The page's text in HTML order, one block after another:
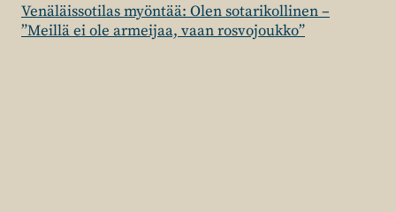
Venäläissotilas myöntää: Olen sotarikollinen –
”Meillä ei ole armeijaa, vaan rosvojoukko”